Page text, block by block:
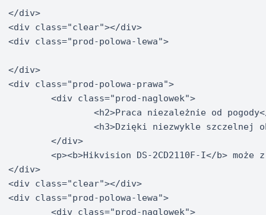
</div>
<div class="clear"></div>
<div class="prod-polowa-lewa">
</div>
<div class="prod-polowa-prawa">
</div>
<div class="clear"></div>
<div class="prod-polowa-lewa">